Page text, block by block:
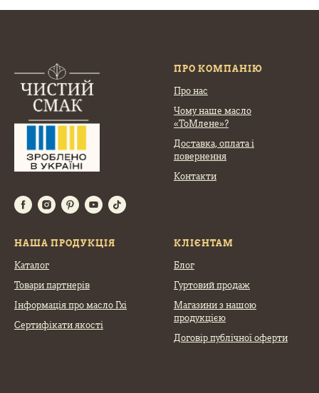
ПРО КОМПАНІЮ
Про нас
Чому наше масло
«ТоМлене»?
Доставка, оплата і
повернення
Контакти
НАША ПРОДУКЦІЯ
Каталог
Товари партнерів
Інформація про масло Гхі
Сертифікати якості
КЛІЄНТАМ
Блог
Гуртовий продаж
Магазини з нашою
продукцією
Договір публічної оферти